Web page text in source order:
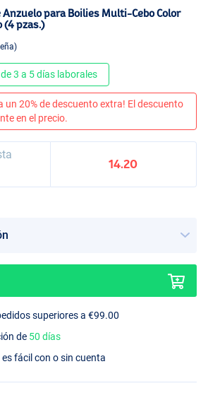
para Boilies Multi-Cebo Color
(4 pzas.)
3 a 5 días laborales
un 20% de descuento extra! El descuento
en el precio.
14.20
superiores a €99.00
de 50 días
fácil con o sin cuenta